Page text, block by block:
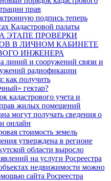
прав
подпись теперь
Кадастровой палаты
ЭТАПЕ ПРОВЕРКИ
В ЛИЧНОМ КАБИНЕТЕ
ИНЖЕНЕРА
линий и сооружений связи и
радиофикации
как получить
гектар?
кадастрового учета и
жилых помещений
могут получать сведения о
онлайн
стоимость земель
утверждена в регионе
области выросло
на услуги Росреестра
недвижимости можно
сайта Росреестра